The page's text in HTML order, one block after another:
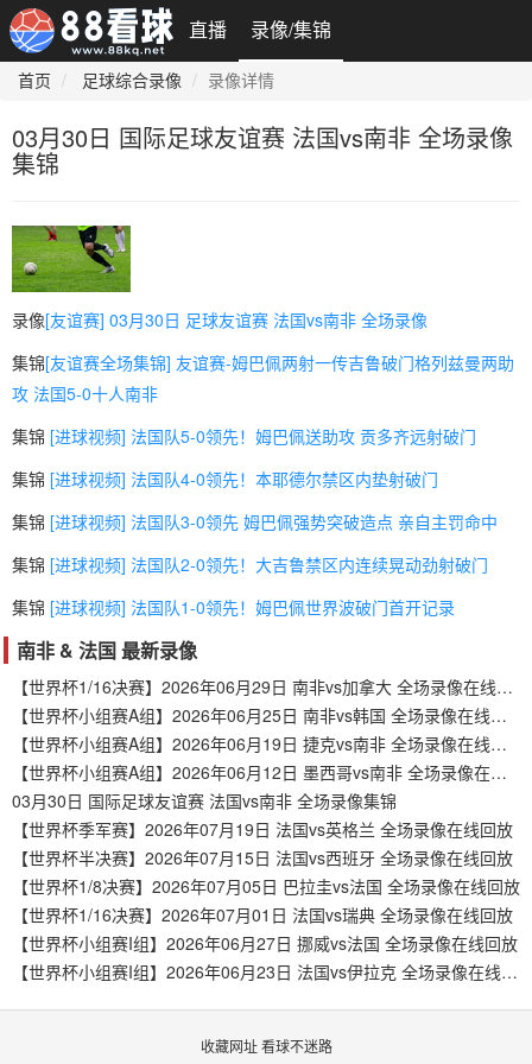
直播 录像/集锦
首页 足球综合录像 录像详情
03月30日 国际足球友谊赛 法国vs南非 全场录像
集锦
录像[友谊赛] 03月30日 足球友谊赛 法国vs南非 全场录像
集锦[友谊赛全场集锦] 友谊赛-姆巴佩两射一传吉鲁破门格列兹曼两助
攻 法国5-0十人南非
集锦 [进球视频] 法国队5-0领先！姆巴佩送助攻 贡多齐远射破门
集锦 [进球视频] 法国队4-0领先！本耶德尔禁区内垫射破门
集锦 [进球视频] 法国队3-0领先 姆巴佩强势突破造点 亲自主罚命中
集锦 [进球视频] 法国队2-0领先！大吉鲁禁区内连续晃动劲射破门
集锦 [进球视频] 法国队1-0领先！姆巴佩世界波破门首开记录
南非 & 法国 最新录像
【世界杯1/16决赛】2026年06月29日 南非vs加拿大 全场录像在线回放
【世界杯小组赛A组】2026年06月25日 南非vs韩国 全场录像在线回放
【世界杯小组赛A组】2026年06月19日 捷克vs南非 全场录像在线回放
【世界杯小组赛A组】2026年06月12日 墨西哥vs南非 全场录像在线回放
03月30日 国际足球友谊赛 法国vs南非 全场录像集锦
【世界杯季军赛】2026年07月19日 法国vs英格兰 全场录像在线回放
【世界杯半决赛】2026年07月15日 法国vs西班牙 全场录像在线回放
【世界杯1/8决赛】2026年07月05日 巴拉圭vs法国 全场录像在线回放
【世界杯1/16决赛】2026年07月01日 法国vs瑞典 全场录像在线回放
【世界杯小组赛I组】2026年06月27日 挪威vs法国 全场录像在线回放
【世界杯小组赛I组】2026年06月23日 法国vs伊拉克 全场录像在线回放
收藏网址 看球不迷路